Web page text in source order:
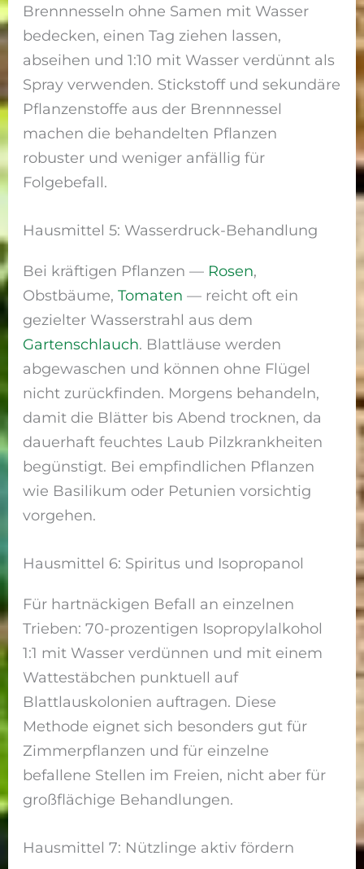
Brennnesseln ohne Samen mit Wasser
bedecken, einen Tag ziehen lassen,
abseihen und 1:10 mit Wasser verdünnt als
Spray verwenden. Stickstoff und sekundäre
Pflanzenstoffe aus der Brennnessel
machen die behandelten Pflanzen
robuster und weniger anfällig für
Folgebefall.
Hausmittel 5: Wasserdruck-Behandlung
Bei kräftigen Pflanzen — Rosen,
Obstbäume,Tomaten — reicht oft ein
gezielter Wasserstrahl aus dem
Gartenschlauch. Blattläuse werden
abgewaschen und können ohne Flügel
nicht zurückfinden. Morgens behandeln,
damit die Blätter bis Abend trocknen, da
dauerhaft feuchtes Laub Pilzkrankheiten
begünstigt. Bei empfindlichen Pflanzen
wie Basilikum oder Petunien vorsichtig
vorgehen.
Hausmittel 6: Spiritus und Isopropanol
Für hartnäckigen Befall an einzelnen
Trieben: 70-prozentigen Isopropylalkohol
1:1 mit Wasser verdünnen und mit einem
Wattestäbchen punktuell auf
Blattlauskolonien auftragen. Diese
Methode eignet sich besonders gut für
Zimmerpflanzen und für einzelne
befallene Stellen im Freien, nicht aber für
großflächige Behandlungen.
Hausmittel 7: Nützlinge aktiv fördern